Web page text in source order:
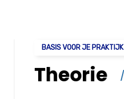
BASIS VOOR JE PRAKTIJK
Theorie